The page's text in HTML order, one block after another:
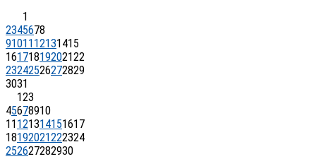
1
2345678
91011 12131415
16171819202122
23242526272829
3031
123
45678910
11 121314151617
18192021222324
252627282930